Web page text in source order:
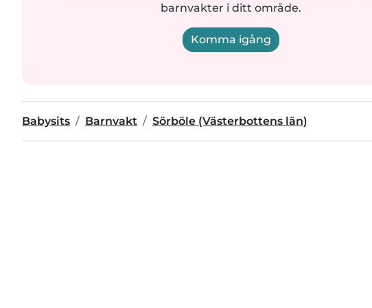
barnvakter i ditt område.
Komma igång
Babysits Barnvakt Sörböle (Västerbottens län)